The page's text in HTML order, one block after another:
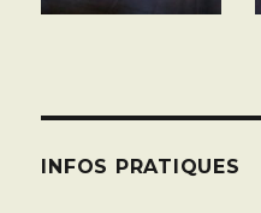
INFOS PRATIQUES